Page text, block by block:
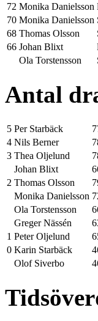
72 Monika Danielsson
70 Monika Danielsson
68 Thomas Olsson
66 Johan Blixt
Ola Torstensson
Antal
5 Per Starbäck
4 Nils Berner
3 Thea Oljelund
Johan Blixt
2 Thomas Olsson
Monika Danielsson
Ola Torstensson
Greger Nässén
1 Peter Oljelund
0 Karin Starbäck
Olof Siverbo